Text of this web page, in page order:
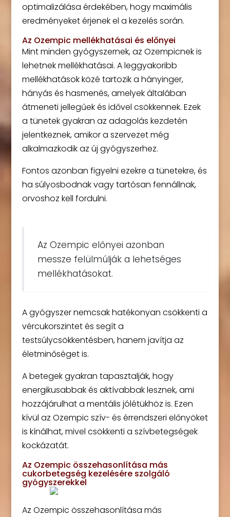
optimalizálása érdekében, hogy maximális
eredményeket érjenek el a kezelés során.
Az Ozempic mellékhatásai és előnyei
Mint minden gyógyszernek, az Ozempicnek is
lehetnek mellékhatásai. A leggyakoribb
mellékhatások közé tartozik a hányinger,
hányás és hasmenés, amelyek általában
átmeneti jellegűek és idővel csökkennek. Ezek
a tünetek gyakran az adagolás kezdetén
jelentkeznek, amikor a szervezet még
alkalmazkodik az új gyógyszerhez.
Fontos azonban figyelni ezekre a tünetekre, és
ha súlyosbodnak vagy tartósan fennállnak,
orvoshoz kell fordulni.
Az Ozempic előnyei azonban
messze felülmúlják a lehetséges
mellékhatásokat.
A gyógyszer nemcsak hatékonyan csökkenti a
vércukorszintet és segít a
testsúlycsökkentésben, hanem javítja az
életminőséget is.
A betegek gyakran tapasztalják, hogy
energikusabbak és aktívabbak lesznek, ami
hozzájárulhat a mentális jólétükhöz is. Ezen
kívül az Ozempic szív- és érrendszeri előnyöket
is kínálhat, mivel csökkenti a szívbetegségek
kockázatát.
Az Ozempic összehasonlítása más
cukorbetegség kezelésére szolgáló
gyógyszerekkel
Az Ozempic összehasonlítása más